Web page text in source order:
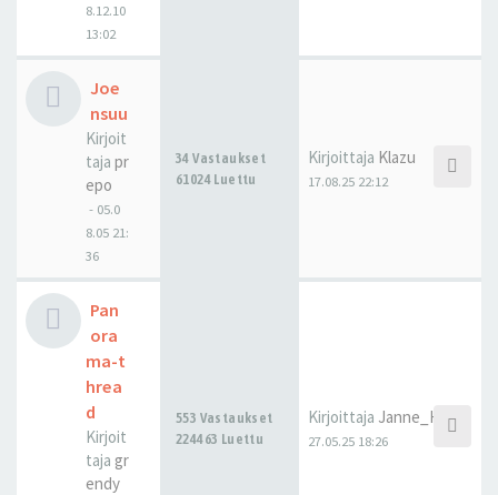
8.12.10
13:02
Joe
nsuu
Kirjoit
taja pr
epo
- 05.0
8.05 21:
36
34 Vastaukset
61024 Luettu
Kirjoittaja Klazu
17.08.25 22:12
Pan
ora
ma-t
hrea
d
Kirjoit
taja gr
endy
553 Vastaukset
224463 Luettu
Kirjoittaja Janne_H
27.05.25 18:26